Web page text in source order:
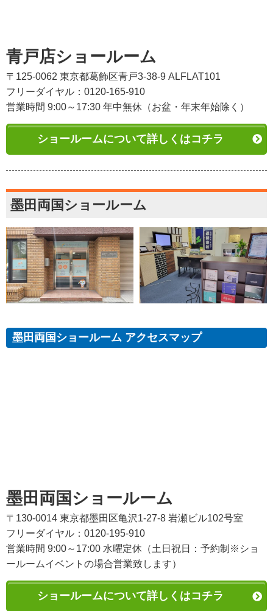
青戸店ショールーム
〒125-0062 東京都葛飾区青戸3-38-9 ALFLAT101
フリーダイヤル：0120-165-910
営業時間 9:00～17:30 年中無休（お盆・年末年始除く）
ショールームについて詳しくはコチラ
墨田両国ショールーム
墨田両国ショールーム アクセスマップ
墨田両国ショールーム
〒130-0014 東京都墨田区亀沢1-27-8 岩瀬ビル102号室
フリーダイヤル：0120-195-910
営業時間 9:00～17:00 水曜定休（土日祝日：予約制※ショ
ールームイベントの場合営業致します）
ショールームについて詳しくはコチラ